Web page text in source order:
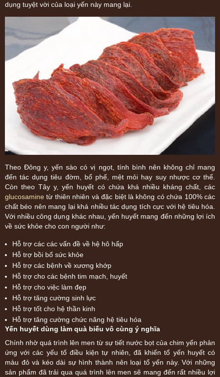
dụng tuyệt vời của loại yến này mang lại.
Theo Đông y, yến sào có vị ngọt, tính bình nên không chỉ mang
đến tác dụng tiêu đờm, bổ phế, mệt mỏi hay suy nhược cơ thể.
Còn theo Tây y, yến huyết có chứa khá nhiều kháng chất, các
glucosamine từ thiên nhiên và đặc biệt là không có chứa 100% các
chất béo nên mang lại khá nhiều tác dụng tích cực với hệ tiêu hóa.
Với nhiều công dụng khác nhau, yến huyết mang đến những lợi ích
về sức khỏe cho con người như:
Hỗ trợ các các vấn đề về hệ hô hấp
Hỗ trợ bồi bổ sức khỏe
Hỗ trợ các bệnh về xương khớp
Hỗ trợ cho các bệnh tim mạch, huyết
Hỗ trợ cho việc làm đẹp
Hỗ trợ tăng cường sinh lực
Hỗ trợ tốt cho hệ thần kinh
Hỗ trợ tăng cường chức năng hệ tiêu hóa
Yến huyết dùng làm quà biếu vô cùng ý nghĩa
Chính nhờ quá trình lên men từ sự tiết nước bọt của chim yến phản
ứng với các yếu tố điều kiện tự nhiên, đã khiến tổ yến huyết có
màu đỏ và kéo dài sự hình thành nên loại tổ yến này. Với những
sản phẩm đã trải qua quá trình lên men sẽ mang đến rất nhiều lợi